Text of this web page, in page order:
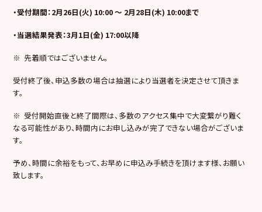
・受付期間：2月26日(火) 10:00 ～ 2月28日(木) 10:00まで
・当選結果発表：3月1日(金) 17:00以降
※ 先着順ではございません。
受付終了後、申込多数の場合は抽選により当選者を決定させて頂きま
す。
※ 受付開始直後と終了間際は、多数のアクセス集中で大変繋がり難く
なる可能性があり、時間内にお申し込みが完了できない場合がございま
す。
予め、時間に余裕をもって、お早めに申込み手続きを頂けます様、お願い
致します。